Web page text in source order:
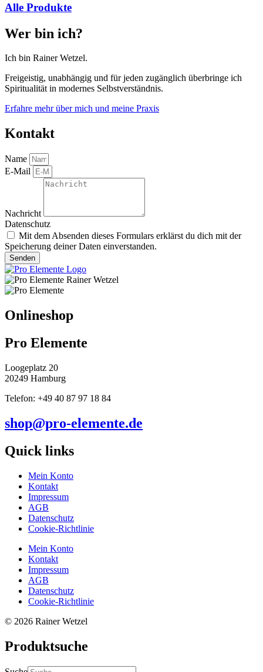
Alle Produkte
Wer bin ich?
Ich bin Rainer Wetzel.
Freigeistig, unabhängig und für jeden zugänglich überbringe ich
Spiritualität in modernes Selbstverständnis.
Erfahre mehr über mich und meine Praxis
Kontakt
Name
E-Mail
Nachricht
Datenschutz
Mit dem Absenden dieses Formulars erklärst du dich mit der
Speicherung deiner Daten einverstanden.
Senden
Onlineshop
Pro Elemente
Loogeplatz 20
20249 Hamburg
Telefon: +49 40 87 97 18 84
shop@pro-elemente.de
Quick links
Mein Konto
Kontakt
Impressum
AGB
Datenschutz
Cookie-Richtlinie
Mein Konto
Kontakt
Impressum
AGB
Datenschutz
Cookie-Richtlinie
© 2026 Rainer Wetzel
Produktsuche